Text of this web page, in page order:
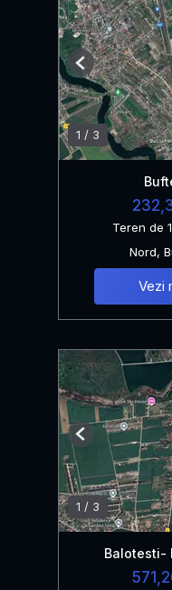
1 / 3
Previous
Teren de
Nord,
Vezi
1 / 3
Previous
Balotesti-